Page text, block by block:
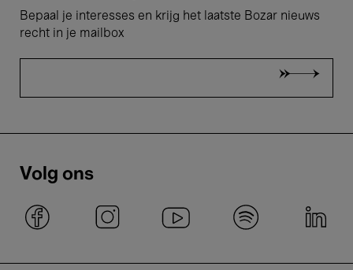
Bepaal je interesses en krijg het laatste Bozar nieuws
recht in je mailbox
Volg ons